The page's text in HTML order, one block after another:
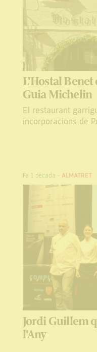
L'Hostal Benet
Guia Michelin
El restaurant
incorporacions de
Fa 1 dècada -ALMATRET
Jordi Guillem
l'Any